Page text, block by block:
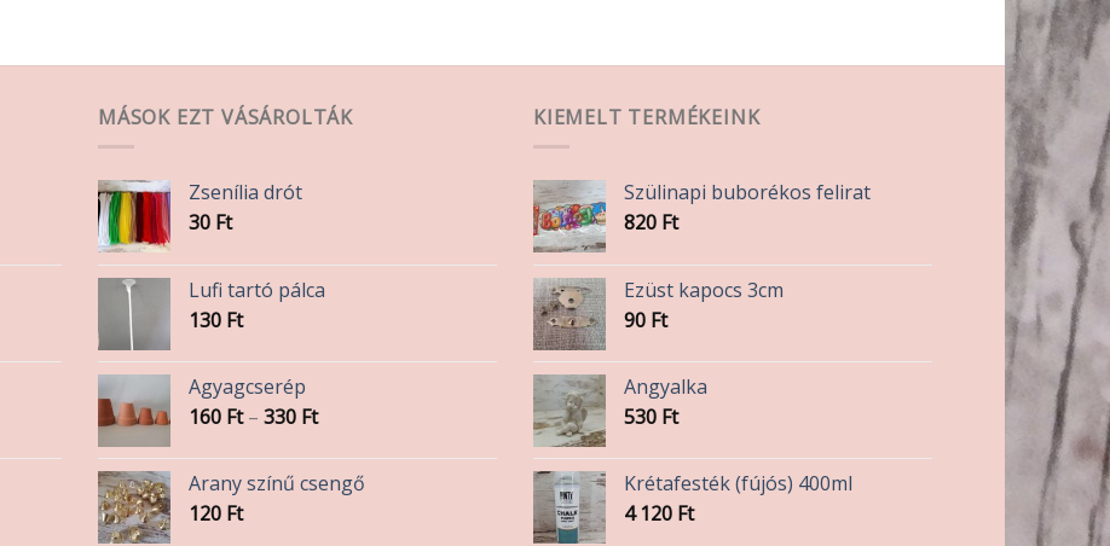
MÁSOK EZT VÁSÁROLTÁK
Zsenília drót
30 Ft
Lufi tartó pálca
130 Ft
Agyagcserép
160 Ft – 330 FtÁrtartomány:
-
330 Ft
Arany színű csengő
120 Ft
KIEMELT TERMÉKEINK
Szülinapi buborékos felirat
820 Ft
Ezüst kapocs 3cm
90 Ft
Angyalka
530 Ft
Krétafesték (fújós) 400ml
4 120 Ft